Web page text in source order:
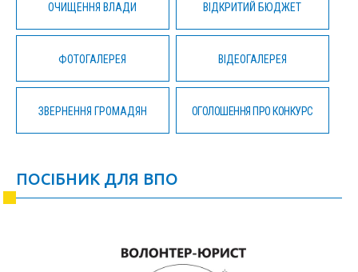
ОЧИЩЕННЯ ВЛАДИ ВІДКРИТИЙ БЮДЖЕТ
ФОТОГАЛЕРЕЯ ВІДЕОГАЛЕРЕЯ
ЗВЕРНЕННЯ ГРОМАДЯН ОГОЛОШЕННЯ ПРО КОНКУРС
ПОСІБНИК ДЛЯ ВПО